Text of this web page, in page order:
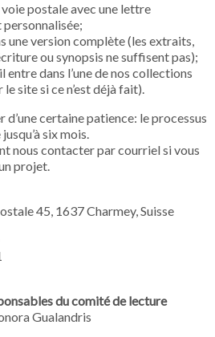
voie postale avec une lettre
personnalisée;
une version complète (les extraits,
ou synopsis ne suffisent pas);
entre dans l’une de nos collections
site si ce n’est déjà fait).
d’une certaine patience: le processus
six mois.
nous contacter par courriel si vous
projet.
45, 1637 Charmey, Suisse
du comité de lecture
Gualandris